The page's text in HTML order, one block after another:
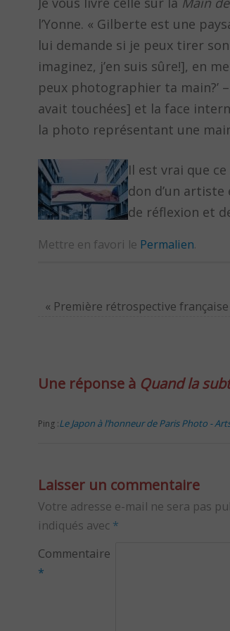
l’Yonne. « Gilberte est une
lui demande si je peux tirer
imaginez, j’en suis sûre!], en
peux photographier ta main?’
avait touchées] et la face
la photo représentant une
Il est vrai que
don d’un
de réflexion et
Mettre en favori le Permalien.
« Première rétrospective française
Une réponse à Quand la
Ping :Le Japon à l’honneur de Paris Photo -
Laisser un commentaire
Votre adresse e-mail ne sera pas
indiqués avec *
Commentaire
*